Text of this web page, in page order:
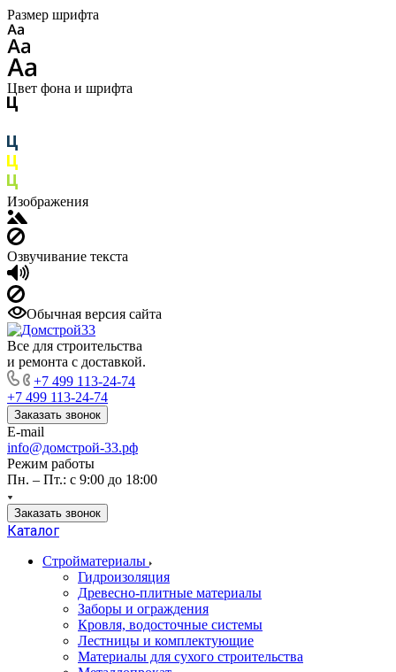
Размер шрифта
Цвет фона и шрифта
Изображения
Озвучивание текста
Обычная версия сайта
Все для строительства
и ремонта с доставкой.
+7 499 113-24-74
+7 499 113-24-74
Заказать звонок
E-mail
info@домстрой-33.рф
Режим работы
Пн. – Пт.: с 9:00 до 18:00
Заказать звонок
Каталог
Стройматериалы
Гидроизоляция
Древесно-плитные материалы
Заборы и ограждения
Кровля, водосточные системы
Лестницы и комплектующие
Материалы для сухого строительства